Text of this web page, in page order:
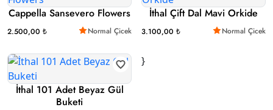
Cappella Sansevero Flowers
2.500,00 ₺ Normal Çicek
İthal Çift Dal Mavi Orkide
3.100,00 ₺ Normal Çicek
İthal 101 Adet Beyaz Gül
Buketi
}